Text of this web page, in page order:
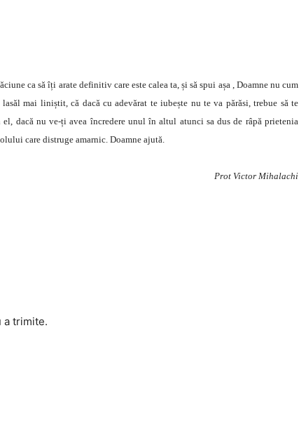
ca să îți arate definitiv care este calea ta, și să spui așa , Doamne nu cum
mai liniștit, că dacă cu adevărat te iubește nu te va părăsi, trebue să te
dacă nu ve-ți avea încredere unul în altul atunci sa dus de râpă prietenia
care distruge amarnic. Doamne ajută.
Prot Victor Mihalachi
a trimite.